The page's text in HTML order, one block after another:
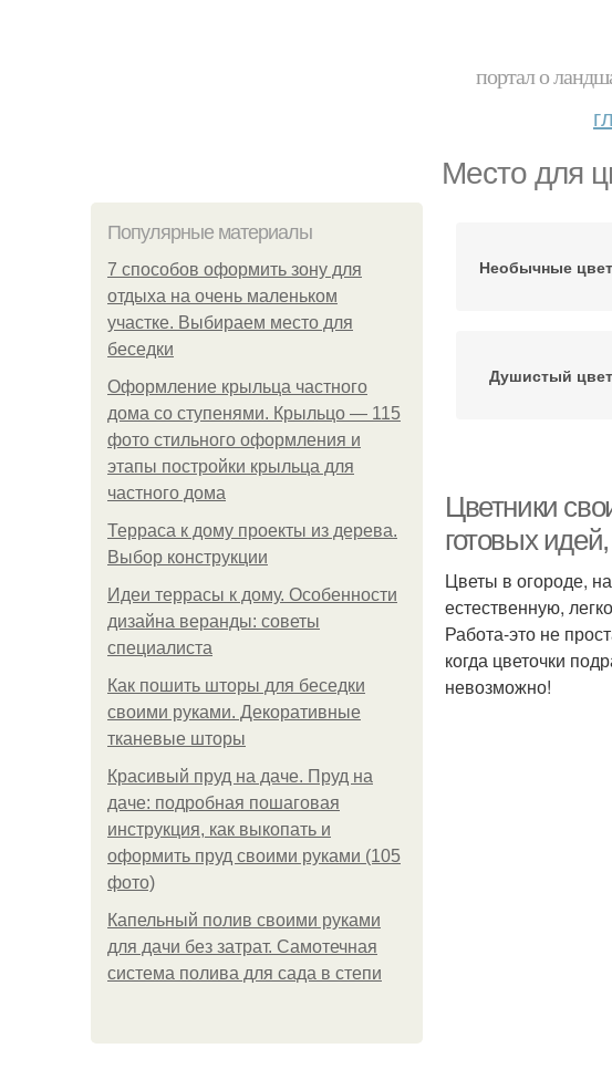
портал о
Место для
Популярные материалы
7 способов оформить зону для
отдыха на очень маленьком
участке. Выбираем место для
беседки
Оформление крыльца частного
дома со ступенями. Крыльцо — 115
фото стильного оформления и
этапы постройки крыльца для
частного дома
Терраса к дому проекты из дерева.
Выбор конструкции
Идеи террасы к дому. Особенности
дизайна веранды: советы
специалиста
Как пошить шторы для беседки
своими руками. Декоративные
тканевые шторы
Красивый пруд на даче. Пруд на
даче: подробная пошаговая
инструкция, как выкопать и
оформить пруд своими руками (105
фото)
Капельный полив своими руками
для дачи без затрат. Самотечная
система полива для сада в степи
Необычные
Душистый
цветника
Цветники
готовых
Цветы в огороде,
естественную,
Работа-это не
когда цветочки
невозможно!